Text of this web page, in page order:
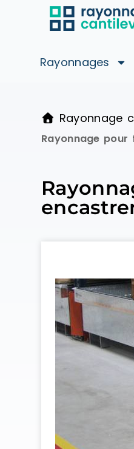
Rayonnages
Rayonnage
Rayonnage